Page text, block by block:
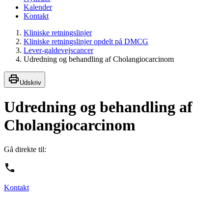
Kalender
Kontakt
Kliniske retningslinjer
Kliniske retningslinjer opdelt på DMCG
Lever-galdevejscancer
Udredning og behandling af Cholangiocarcinom
Udskriv
Udredning og behandling af
Cholangiocarcinom
Gå direkte til:
Kontakt